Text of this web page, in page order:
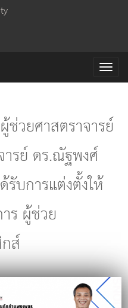
T
o
e
วยศาสตราจารย์
รย์ ดร.ณัฐพงศ์
รับการแต่งตั้งให้
ร ผู้ช่วย
ส์